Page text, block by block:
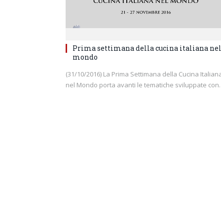
Prima settimana della cucina italiana nel
mondo
(31/10/2016) La Prima Settimana della Cucina
nel Mondo porta avanti le tematiche sviluppate